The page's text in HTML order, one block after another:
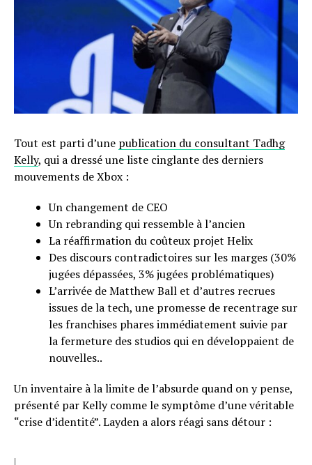
Tout est parti d’une publication du consultant Tadhg
Kelly, qui a dressé une liste cinglante des derniers
mouvements de Xbox :
Un changement de CEO
Un rebranding qui ressemble à l’ancien
La réaffirmation du coûteux projet Helix
Des discours contradictoires sur les marges (30%
jugées dépassées, 3% jugées problématiques)
L’arrivée de Matthew Ball et d’autres recrues
issues de la tech, une promesse de recentrage sur
les franchises phares immédiatement suivie par
la fermeture des studios qui en développaient de
nouvelles..
Un inventaire à la limite de l’absurde quand on y pense,
présenté par Kelly comme le symptôme d’une véritable
“crise d’identité”. Layden a alors réagi sans détour :